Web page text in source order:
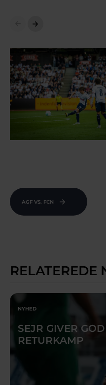
AGF VS. FCN
RELATEREDE
NYHED
SEJR GIVER
RETURKAMP